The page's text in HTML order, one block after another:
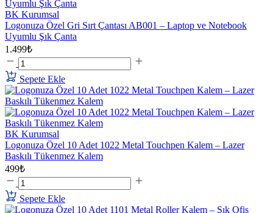
BK Kurumsal
Logonuza Özel Gri Sırt Çantası AB001 – Laptop ve Notebook
Uyumlu Şık Çanta
1.499₺
Sepete Ekle
BK Kurumsal
Logonuza Özel 10 Adet 1022 Metal Touchpen Kalem – Lazer
Baskılı Tükenmez Kalem
499₺
Sepete Ekle